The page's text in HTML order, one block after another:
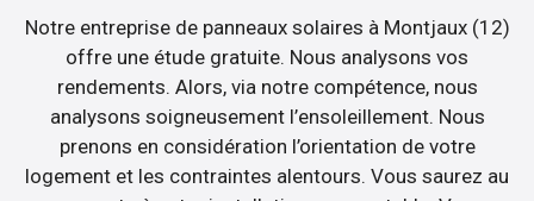
Notre entreprise de panneaux solaires à Montjaux (12)
offre une étude gratuite. Nous analysons vos
rendements. Alors, via notre compétence, nous
analysons soigneusement l’ensoleillement. Nous
prenons en considération l’orientation de votre
logement et les contraintes alentours. Vous saurez au